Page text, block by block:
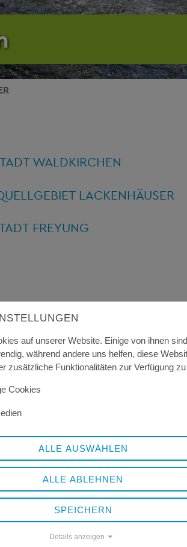
WALDKIRCHEN
LACKENHÄUSER
FREYUNG
auf unserer Website. Einige von ihnen sind
während andere uns helfen, diese
zusätzliche Funktionalitäten zur Verfügung
Cookies
ALLE AUSWÄHLEN
ALLE ABLEHNEN
SPEICHERN
Details anzeigen